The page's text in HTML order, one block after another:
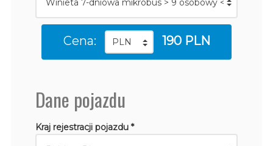
Cena: 190 PLN
Dane pojazdu
Kraj rejestracji pojazdu *